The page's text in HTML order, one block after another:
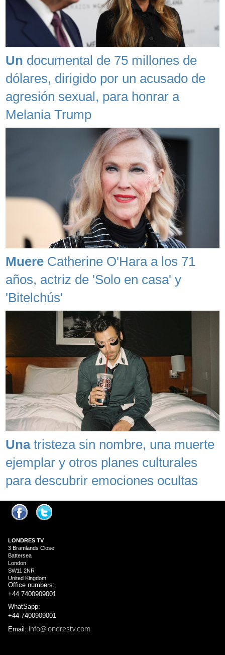
Un documental de 75 millones de
dólares, dirigido por un acusado de
agresión sexual, para honrar a
Melania Trump
Muere Catherine O'Hara a los 71
años, actriz de 'Solo en casa' y
'Bitelchús'
Unatristeza sin nombre, una muerte
ejemplar y otros planes culturales
para descubrir emociones ocultas
LONDRES TV
3 Bramlands Close
Battersea
London
SW11 2NR
United Kingdom
Office numbers:
+44 7400909001
WhatSapp:
+44 7400909001
Email: info@londrestv.com